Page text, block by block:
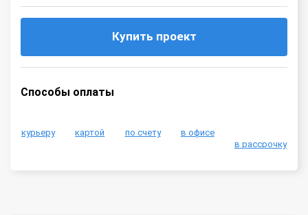
Купить проект
Способы оплаты
курьеру картой по счету
в офисе
в рассрочку